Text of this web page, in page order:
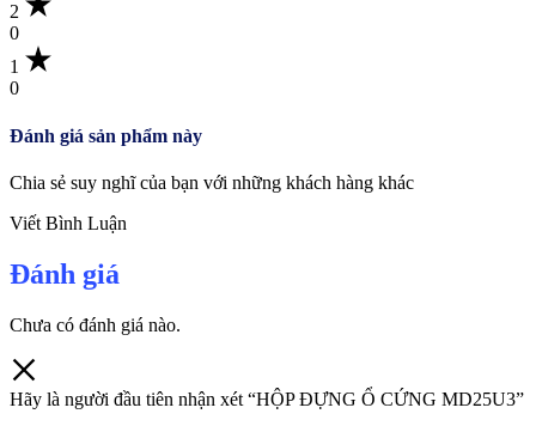
2
0
1
0
Đánh giá sản phẩm này
Chia sẻ suy nghĩ của bạn với những khách hàng khác
Viết Bình Luận
Đánh giá
Chưa có đánh giá nào.
Hãy là người đầu tiên nhận xét “HỘP ĐỰNG Ổ CỨNG MD25U3”